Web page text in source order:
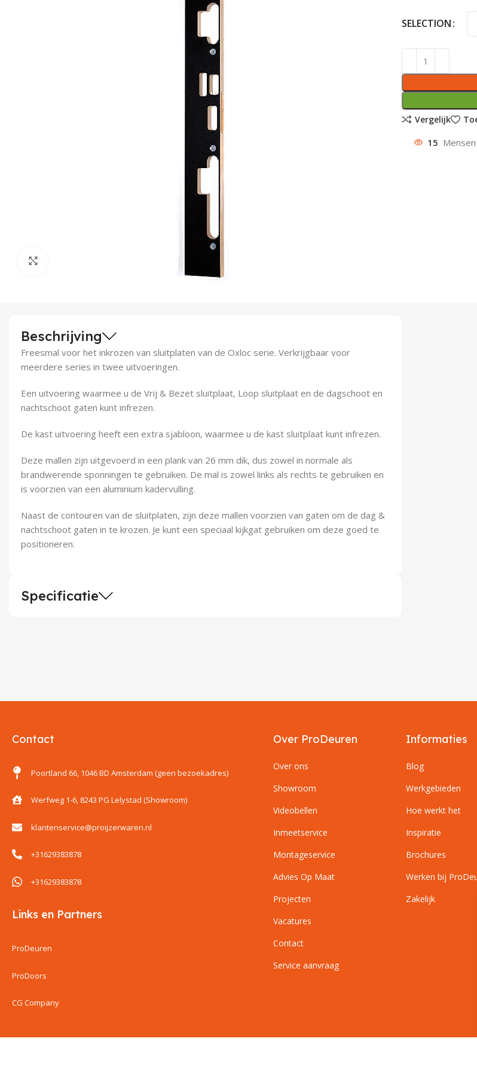
SELECTION
Vergelijk
15
Beschrijving
Freesmal voor het inkrozen van sluitplaten van de Oxloc serie. Verkrijgbaar voor
meerdere series in twee uitvoeringen.
Een uitvoering waarmee u de Vrij & Bezet sluitplaat, Loop sluitplaat en de dagschoot en
nachtschoot gaten kunt infrezen.
De kast uitvoering heeft een extra sjabloon, waarmee u de kast sluitplaat kunt infrezen.
Deze mallen zijn uitgevoerd in een plank van 26 mm dik, dus zowel in normale als
brandwerende sponningen te gebruiken. De mal is zowel links als rechts te gebruiken en
is voorzien van een aluminium kadervulling.
Naast de contouren van de sluitplaten, zijn deze mallen voorzien van gaten om de dag &
nachtschoot gaten in te krozen. Je kunt een speciaal kijkgat gebruiken om deze goed te
positioneren.
Specificatie
Contact
Poortland 66, 1046 BD Amsterdam (geen bezoekadres)
Werfweg 1-6, 8243 PG Lelystad (Showroom)
klantenservice@proijzerwaren.nl
+31629383878
+31629383878
Links en Partners
ProDeuren
ProDoors
CG Company
Over ProDeuren
Over ons
Showroom
Videobellen
Inmeetservice
Montageservice
Advies Op Maat
Projecten
Vacatures
Contact
Service aanvraag
Informaties
Blog
Werkgebieden
Hoe werkt het
Inspiratie
Brochures
Werken bij
Zakelijk